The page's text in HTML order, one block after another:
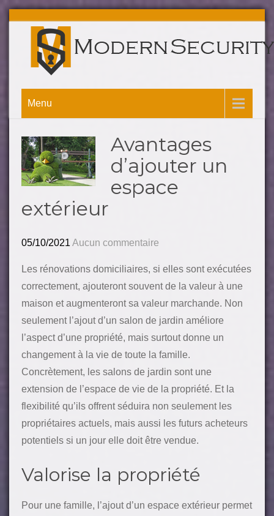
Menu
Avantages
d’ajouter un
espace
extérieur
05/10/2021 Aucun commentaire
Les rénovations domiciliaires, si elles sont exécutées
correctement, ajouteront souvent de la valeur à une
maison et augmenteront sa valeur marchande. Non
seulement l’ajout d’un salon de jardin améliore
l’aspect d’une propriété, mais surtout donne un
changement à la vie de toute la famille.
Concrètement, les salons de jardin sont une
extension de l’espace de vie de la propriété. Et la
flexibilité qu’ils offrent séduira non seulement les
propriétaires actuels, mais aussi les futurs acheteurs
potentiels si un jour elle doit être vendue.
Valorise la propriété
Pour une famille, l’ajout d’un espace extérieur permet